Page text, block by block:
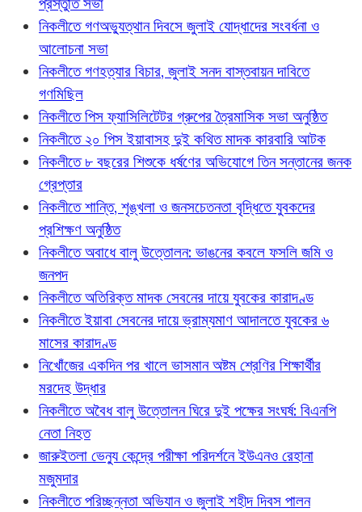
নিকলীতে গণঅভ্যুত্থান দিবসে জুলাই যোদ্ধাদের সংবর্ধনা ও
আলোচনা সভা
নিকলীতে গণহত্যার বিচার, জুলাই সনদ বাস্তবায়ন দাবিতে
গণমিছিল
নিকলীতে পিস ফ্যাসিলিটেটর গ্রুপের ত্রৈমাসিক সভা অনুষ্ঠিত
নিকলীতে ২০ পিস ইয়াবাসহ দুই কথিত মাদক কারবারি আটক
নিকলীতে ৮ বছরের শিশুকে ধর্ষণের অভিযোগে তিন সন্তানের জনক
গ্রেপ্তার
নিকলীতে শান্তি, শৃঙ্খলা ও জনসচেতনতা বৃদ্ধিতে যুবকদের
প্রশিক্ষণ অনুষ্ঠিত
নিকলীতে অবাধে বালু উত্তোলন: ভাঙনের কবলে ফসলি জমি ও
জনপদ
নিকলীতে অতিরিক্ত মাদক সেবনের দায়ে যুবকের কারাদণ্ড
নিকলীতে ইয়াবা সেবনের দায়ে ভ্রাম্যমাণ আদালতে যুবকের ৬
মাসের কারাদণ্ড
নিখোঁজের একদিন পর খালে ভাসমান অষ্টম শ্রেণির শিক্ষার্থীর
মরদেহ উদ্ধার
নিকলীতে অবৈধ বালু উত্তোলন ঘিরে দুই পক্ষের সংঘর্ষ: বিএনপি
নেতা নিহত
জারুইতলা ভেন্যু কেন্দ্রে পরীক্ষা পরিদর্শনে ইউএনও রেহানা
মজুমদার
নিকলীতে পরিচ্ছন্নতা অভিযান ও জুলাই শহীদ দিবস পালন